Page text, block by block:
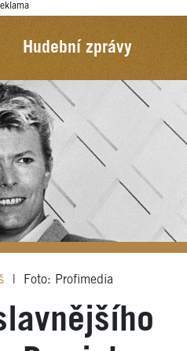
Hudební zprávy
Foto: Profimedia